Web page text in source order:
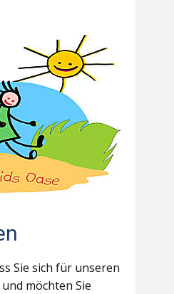
Sie sich für unseren
möchten Sie